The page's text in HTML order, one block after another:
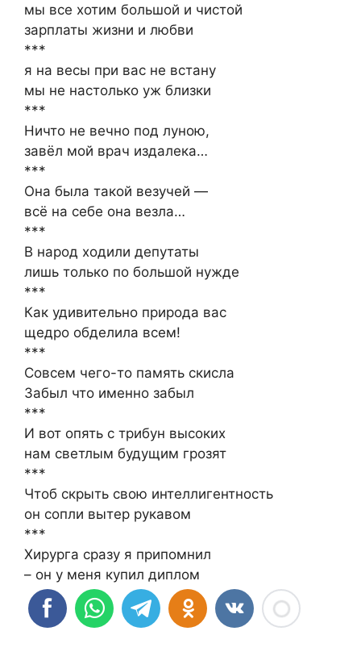
мы все хотим большой и чистой
зарплаты жизни и любви
***
я на весы при вас не встану
мы не настолько уж близки
***
Ничто не вечно под луною,
завёл мой врач издалека…
***
Она была такой везучей —
всё на себе она везла…
***
В народ ходили депутаты
лишь только по большой нужде
***
Как удивительно природа вас
щедро обделила всем!
***
Совсем чего-то память скисла
Забыл что именно забыл
***
И вот опять с трибун высоких
нам светлым будущим грозят
***
Чтоб скрыть свою интеллигентность
он сопли вытер рукавом
***
Хирурга сразу я припомнил
– он у меня купил диплом